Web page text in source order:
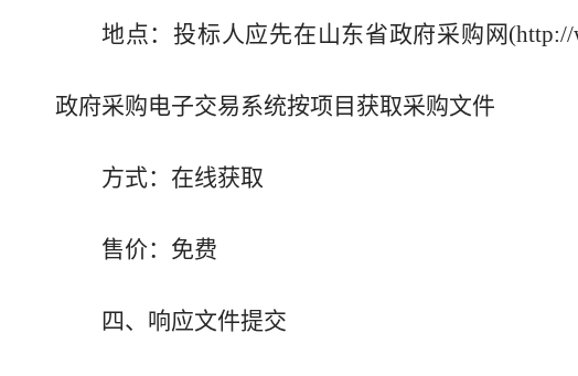
地点：投标人应先在山东省政府采购网(http://
政府采购电子交易系统按项目获取采购文件
方式：在线获取
售价：免费
四、响应文件提交